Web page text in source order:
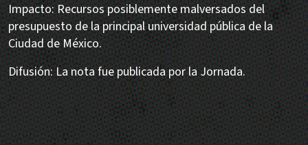
Impacto: Recursos posiblemente malversados del
presupuesto de la principal universidad pública de la
Ciudad de México.
Difusión: La nota fue publicada por la Jornada.